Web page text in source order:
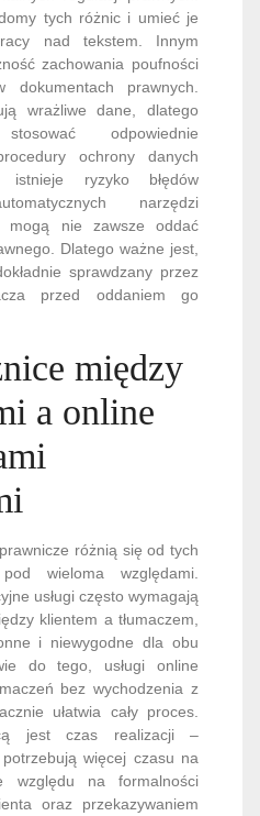
tych różnic i umieć je
nad tekstem. Innym
zachowania poufności
dokumentach prawnych.
wrażliwe dane, dlatego
odpowiednie
ochrony danych
istnieje ryzyko błędów
narzędzi
mogą nie zawsze oddać
Dlatego ważne jest,
sprawdzany przez
przed oddaniem go
między
a online
różnią się od tych
wieloma względami.
usługi często wymagają
klientem a tłumaczem,
i niewygodne dla obu
do tego, usługi online
bez wychodzenia z
ułatwia cały proces.
jest czas realizacji –
więcej czasu na
względu na formalności
oraz przekazywaniem